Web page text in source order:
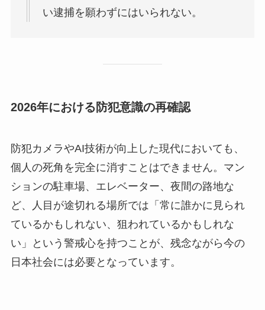
い逮捕を願わずにはいられない。
2026年における防犯意識の再確認
防犯カメラやAI技術が向上した現代においても、
個人の死角を完全に消すことはできません。マン
ションの駐車場、エレベーター、夜間の路地な
ど、人目が途切れる場所では「常に誰かに見られ
ているかもしれない、狙われているかもしれな
い」という警戒心を持つことが、残念ながら今の
日本社会には必要となっています。